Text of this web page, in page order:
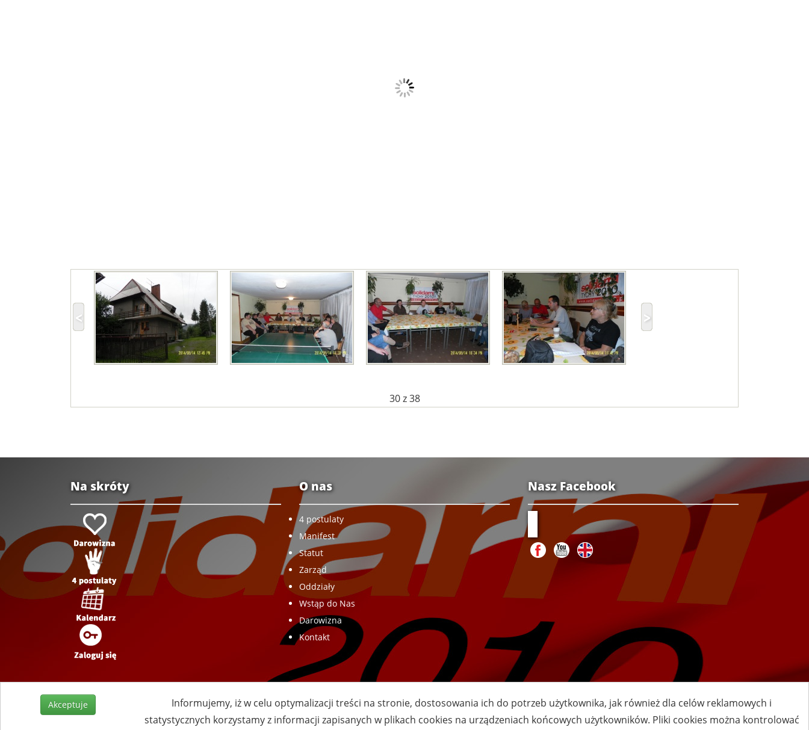
30z 38
Na skróty O nas
4 postulaty
Manifest
Statut
Zarząd
Oddziały
Wstąp do Nas
Darowizna
Kontakt
Nasz Facebook
Akceptuje
Informujemy, iż w celu optymalizacji treści na stronie, dostosowania ich do potrzeb użytkownika, jak również dla celów reklamowych i
statystycznych korzystamy z informacji zapisanych w plikach cookies na urządzeniach końcowych użytkowników. Pliki cookies można kontrolować